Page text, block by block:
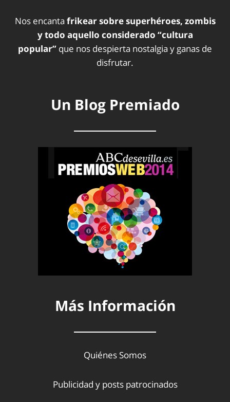
Nos encanta frikear sobre superhéroes, zombis
y todo aquello considerado “cultura
popular” que nos despierta nostalgia y ganas de
disfrutar.
Un Blog Premiado
Más Información
Quiénes Somos
Publicidad y posts patrocinados